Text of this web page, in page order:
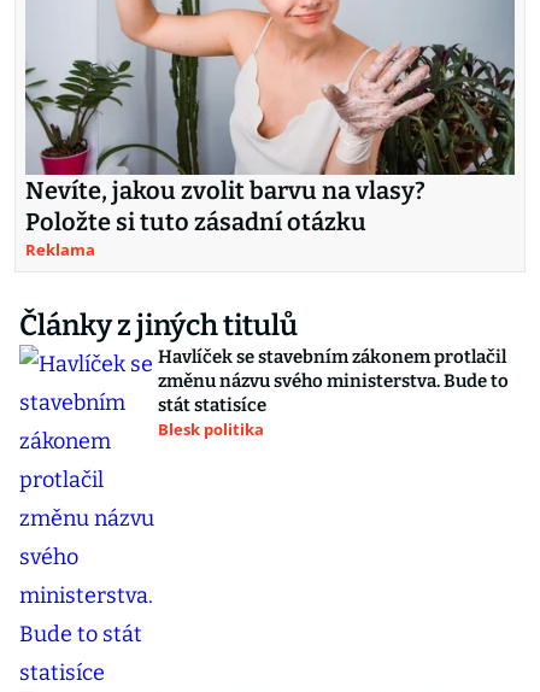
Nevíte, jakou zvolit barvu na vlasy?
Položte si tuto zásadní otázku
Reklama
Články z jiných titulů
Havlíček se stavebním zákonem protlačil
změnu názvu svého ministerstva. Bude to
stát statisíce
Blesk politika